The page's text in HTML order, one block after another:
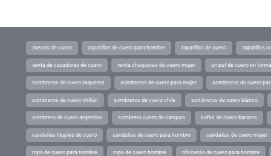
zuecos de cuero zapatillas de cuero para hombre zapatillas de cuero zapatillas
venta de cazadoras de cuero venta chaquetas de cuero mujer un puf de cuero en
sombreros de cuero vaqueros sombreros de cuero para mujer sombreros de cuero
sombreros de cuero chillán sombreros de cuero chile sombreros de cuero blanco
sombrero de cuero argentino sombrero cuero de canguro sofas de cuero baratos
sandalias hippies de cuero sandalias de cuero para hombre sandalias de cuero mujer
ropa de cuero para hombre ropa de cuero hombre riñoneras de cuero para hombre